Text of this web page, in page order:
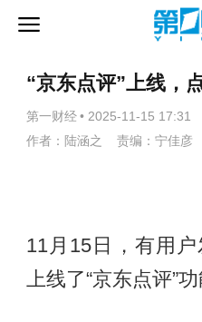
“京东点评”上线，
第一财经 • 2025-11-15 17:31
作者：陆涵之 责编：宁佳彦
11月15日，有用户
上线了“京东点评”功